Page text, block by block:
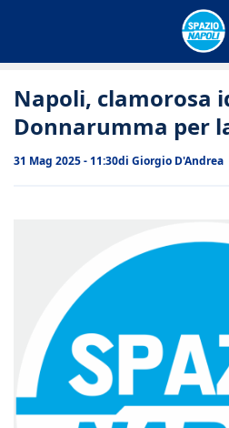
Napoli, clamorosa
Donnarumma per
31 Mag 2025 - 11:30di Giorgio D'Andrea